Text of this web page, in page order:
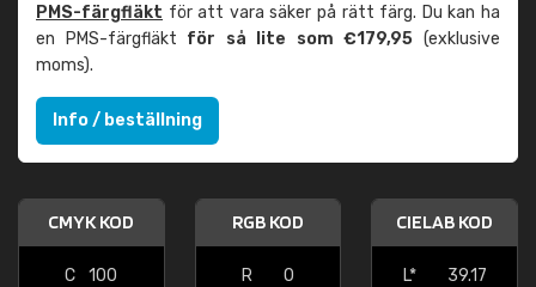
PMS-färgfläkt för att vara säker på rätt färg. Du kan ha
en PMS-färgfläkt för så lite som €179,95 (exklusive
moms).
Info / beställning
CMYK KOD
C
100
RGB KOD
R
0
CIELAB KOD
L*
39.17